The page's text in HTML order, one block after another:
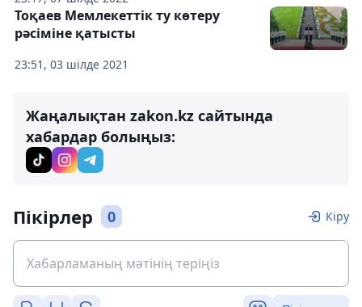
23:51, 03 шілде 2021
Тоқаев Мемлекеттік ту көтеру
рәсіміне қатысты
Жаңалықтан zakon.kz сайтында
хабардар болыңыз:
Пікірлер 0 Кіру